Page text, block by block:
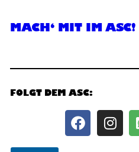
MACH‘ MIT IM ASC!
FOLGT DEM ASC: